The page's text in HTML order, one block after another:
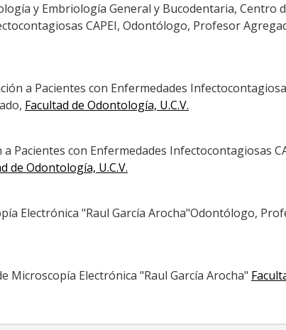
y Embriología General y Bucodentaria, Centro
CAPEI, Odontólogo, Profesor
a Pacientes con Enfermedades
Facultad de Odontología, U.C.V.
Pacientes con Enfermedades Infectocontagiosas
de Odontología, U.C.V.
Electrónica "Raul García Arocha"Odontólogo,
Microscopía Electrónica "Raul García Arocha"